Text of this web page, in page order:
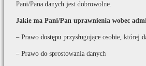
Pani/Pana danych jest dobrowolne.
Jakie ma Pani/Pan uprawnienia wobec
– Prawo dostępu przysługujące osobie, której
– Prawo do sprostowania danych